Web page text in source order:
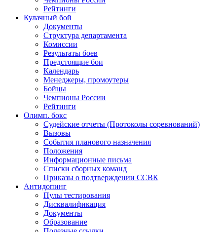
Рейтинги
Кулачный бой
Документы
Структура департамента
Комиссии
Результаты боев
Предстоящие бои
Календарь
Менеджеры, промоутеры
Бойцы
Чемпионы России
Рейтинги
Олимп. бокс
Судейские отчеты (Протоколы соревнований)
Вызовы
События планового назначения
Положения
Информационные письма
Списки сборных команд
Приказы о подтверждении ССВК
Антидопинг
Пулы тестирования
Дисквалификация
Документы
Образование